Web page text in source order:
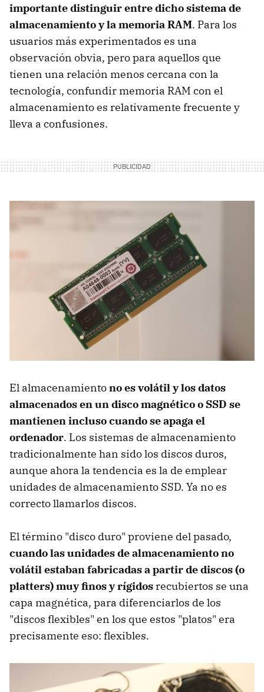
importante distinguir entre dicho sistema de
almacenamiento y la memoria RAM. Para los
usuarios más experimentados es una
observación obvia, pero para aquellos que
tienen una relación menos cercana con la
tecnología, confundir memoria RAM con el
almacenamiento es relativamente frecuente y
lleva a confusiones.
El almacenamientono es volátil y los datos
almacenados en un disco magnético o SSD se
mantienen incluso cuando se apaga el
ordenador. Los sistemas de almacenamiento
tradicionalmente han sido los discos duros,
aunque ahora la tendencia es la de emplear
unidades de almacenamiento SSD. Ya no es
correcto llamarlos discos.
El término "disco duro" proviene del pasado,
cuando las unidades de almacenamiento no
volátil estaban fabricadas a partir de discos (o
platters) muy finos y rígidos recubiertos se una
capa magnética, para diferenciarlos de los
"discos flexibles" en los que estos "platos" era
precisamente eso: flexibles.